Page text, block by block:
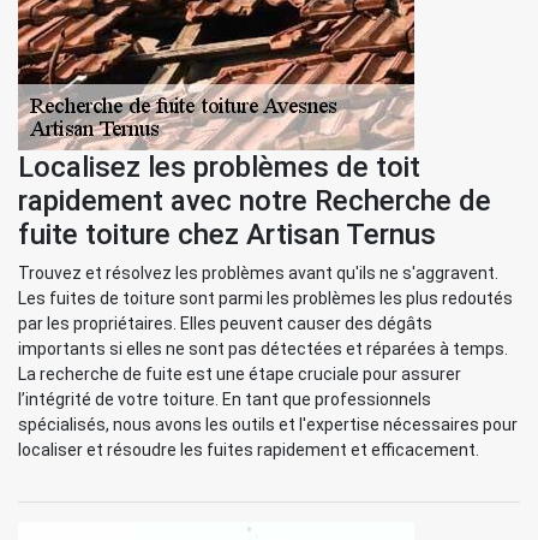
Localisez les problèmes de toit
rapidement avec notre Recherche de
fuite toiture chez Artisan Ternus
Trouvez et résolvez les problèmes avant qu'ils ne s'aggravent.
Les fuites de toiture sont parmi les problèmes les plus redoutés
par les propriétaires. Elles peuvent causer des dégâts
importants si elles ne sont pas détectées et réparées à temps.
La recherche de fuite est une étape cruciale pour assurer
l’intégrité de votre toiture. En tant que professionnels
spécialisés, nous avons les outils et l'expertise nécessaires pour
localiser et résoudre les fuites rapidement et efficacement.